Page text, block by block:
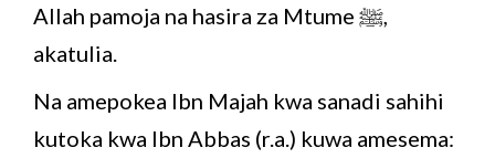
Allah pamoja na hasira za Mtume ﷺ,
akatulia.
Na amepokea Ibn Majah kwa sanadi sahihi
kutoka kwa Ibn Abbas (r.a.) kuwa amesema: